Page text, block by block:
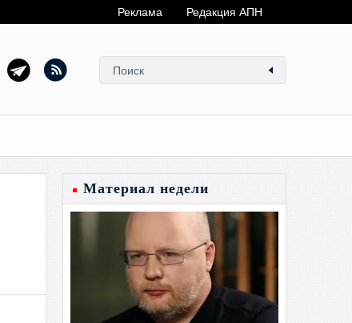
Реклама Редакция АПН
Материал недели